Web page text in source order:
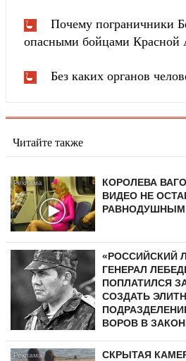
Почему пограничники
опасными бойцами Красной
Без каких органов
Читайте также
КОРОЛЕВА
ВИДЕО НЕ
РАВНОДУШНЫМ
«РОССИЙСКИЙ
ГЕНЕРАЛ
ПОПЛАТИЛСЯ
СОЗДАТЬ
ВОРОВ В
СКРЫТАЯ